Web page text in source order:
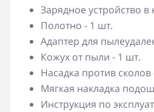
Зарядное устройство в
Полотно - 1 шт.
Адаптер для
Кожух от пыли - 1 шт.
Насадка против сколов
Мягкая накладка
Инструкция по